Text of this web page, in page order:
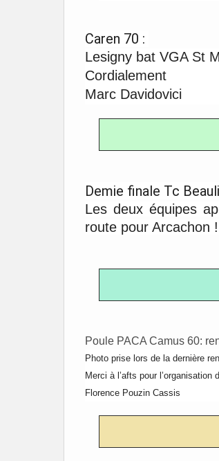
Caren 70 :
Lesigny bat VGA St
Cordialement
Marc Davidovici
Demie finale Tc
Les deux équipes
route pour Arcachon
Poule PACA Camus 60:
Photo prise lors de la dernière
Merci à l’afts pour l’organisation
Florence Pouzin Cassis